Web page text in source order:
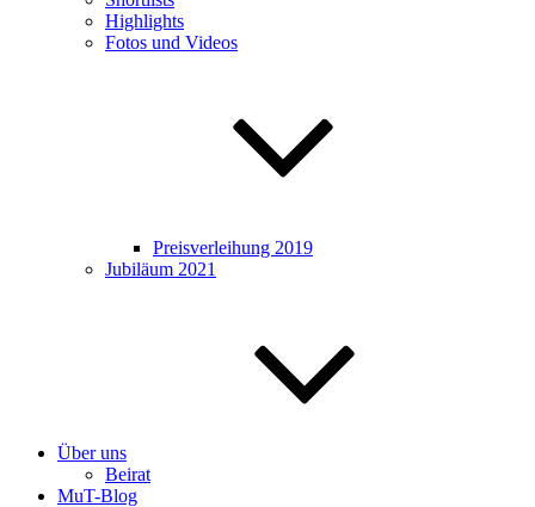
Highlights
Fotos und Videos
Preisverleihung 2019
Jubiläum 2021
Über uns
Beirat
MuT-Blog